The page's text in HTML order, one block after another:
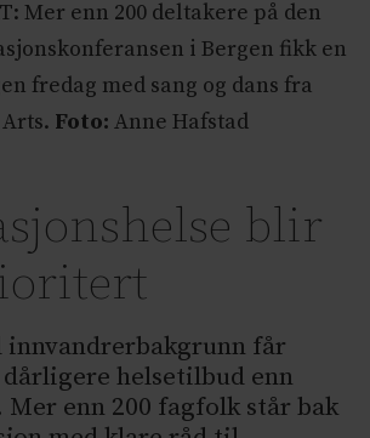
Mer enn 200 deltakere på den
i Bergen fikk en
fredag med sang og dans fra
Foto: Anne Hafstad
blir
innvandrerbakgrunn får
helsetilbud enn
Mer enn 200 fagfolk står bak